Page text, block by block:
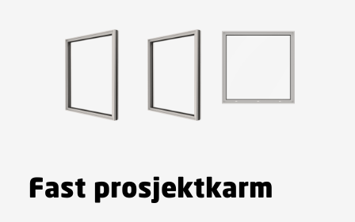
Fast prosjektkarm